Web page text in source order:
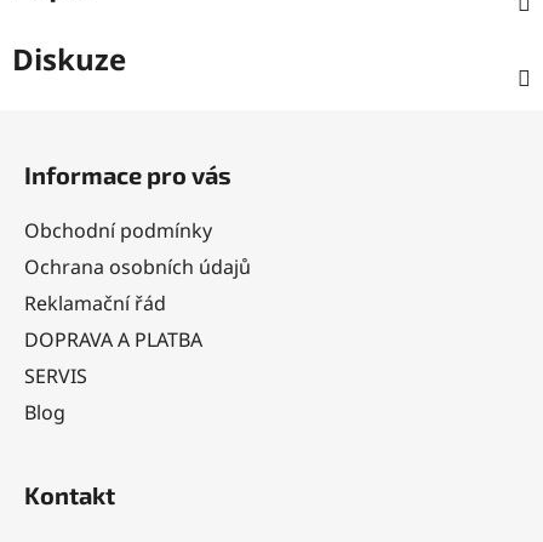
Diskuze
Informace pro vás
Obchodní podmínky
Ochrana osobních údajů
Reklamační řád
DOPRAVA A PLATBA
SERVIS
Blog
Kontakt